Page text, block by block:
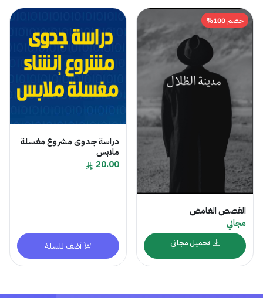
خصم 100%
القصص الغامض
مجاني
تحميل مجاني
دراسة جدوى مشروع مغسلة
ملابس
20.00
أضف للسلة